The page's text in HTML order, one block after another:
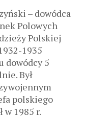
– dowódca
Polowych
Polskiej
1935
dowódcy 5
Był
polskiego
w 1985 r.